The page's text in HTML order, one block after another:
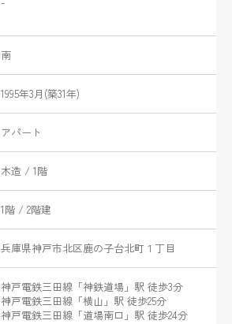
南
1995年3月(築31年)
アパート
木造 / 1階
1階 / 2階建
兵庫県神戸市北区鹿の子台北町 １丁目
神戸電鉄三田線 「神鉄道場 」駅 徒歩3分
神戸電鉄三田線 「横山 」駅 徒歩25分
神戸電鉄三田線 「道場南口 」駅 徒歩24分